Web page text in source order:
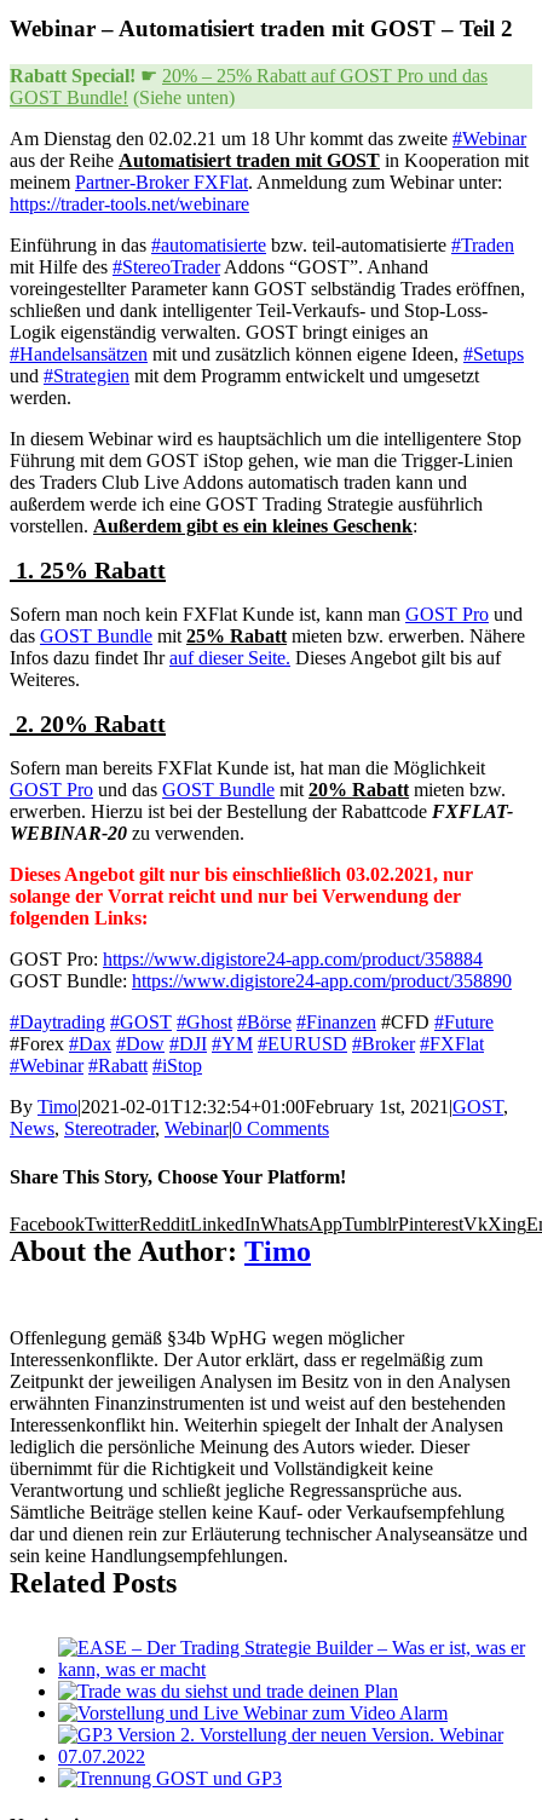
Webinar – Automatisiert traden mit GOST – Teil 2
Rabatt Special! ☛ 20% – 25% Rabatt auf GOST Pro und das
GOST Bundle! (Siehe unten)
Am Dienstag den 02.02.21 um 18 Uhr kommt das zweite #Webinar
aus der Reihe Automatisiert traden mit GOST in Kooperation mit
meinem Partner-Broker FXFlat. Anmeldung zum Webinar unter:
https://trader-tools.net/webinare
Einführung in das #automatisierte bzw. teil-automatisierte #Traden
mit Hilfe des #StereoTraderAddons “GOST”. Anhand
voreingestellter Parameter kann GOST selbständig Trades eröffnen,
schließen und dank intelligenter Teil-Verkaufs- und Stop-Loss-
Logik eigenständig verwalten. GOST bringt einiges an
#Handelsansätzen mit und zusätzlich können eigene Ideen, #Setups
und #Strategien mit dem Programm entwickelt und umgesetzt
werden.
In diesem Webinar wird es hauptsächlich um die intelligentere Stop
Führung mit dem GOST iStop gehen, wie man die Trigger-Linien
des Traders Club Live Addons automatisch traden kann und
außerdem werde ich eine GOST Trading Strategie ausführlich
vorstellen. Außerdem gibt es ein kleines Geschenk:
1. 25% Rabatt
Sofern man noch kein FXFlat Kunde ist, kann man GOST Pro und
das GOST Bundle mit25% Rabattmieten bzw. erwerben. Nähere
Infos dazu findet Ihrauf dieser Seite. Dieses Angebot gilt bis auf
Weiteres.
2. 20% Rabatt
Sofern man bereits FXFlat Kunde ist, hat man die Möglichkeit
GOST Pro und das GOST Bundle mit20% Rabattmieten bzw.
erwerben. Hierzu ist bei der Bestellung der Rabattcode FXFLAT-
WEBINAR-20 zu verwenden.
Dieses Angebot gilt nur bis einschließlich 03.02.2021, nur
solange der Vorrat reicht und nur bei Verwendung der
folgenden Links:
GOST Pro: https://www.digistore24-app.com/product/358884
GOST Bundle: https://www.digistore24-app.com/product/358890
#Daytrading #GOST #Ghost #Börse #Finanzen #CFD #Future
#Forex #Dax #Dow #DJI #YM #EURUSD #Broker #FXFlat
#Webinar #Rabatt #iStop
By Timo|2021-02-01T12:32:54+01:00February 1st, 2021|GOST,
News, Stereotrader, Webinar|0 Comments
Share This Story, Choose Your Platform!
FacebookTwitterRedditLinkedInWhatsAppTumblrPinterestVkXing
About the Author: Timo
Offenlegung gemäß §34b WpHG wegen möglicher
Interessenkonflikte. Der Autor erklärt, dass er regelmäßig zum
Zeitpunkt der jeweiligen Analysen im Besitz von in den Analysen
erwähnten Finanzinstrumenten ist und weist auf den bestehenden
Interessenkonflikt hin. Weiterhin spiegelt der Inhalt der Analysen
lediglich die persönliche Meinung des Autors wieder. Dieser
übernimmt für die Richtigkeit und Vollständigkeit keine
Verantwortung und schließt jegliche Regressansprüche aus.
Sämtliche Beiträge stellen keine Kauf- oder Verkaufsempfehlung
dar und dienen rein zur Erläuterung technischer Analyseansätze und
sein keine Handlungsempfehlungen.
Related Posts